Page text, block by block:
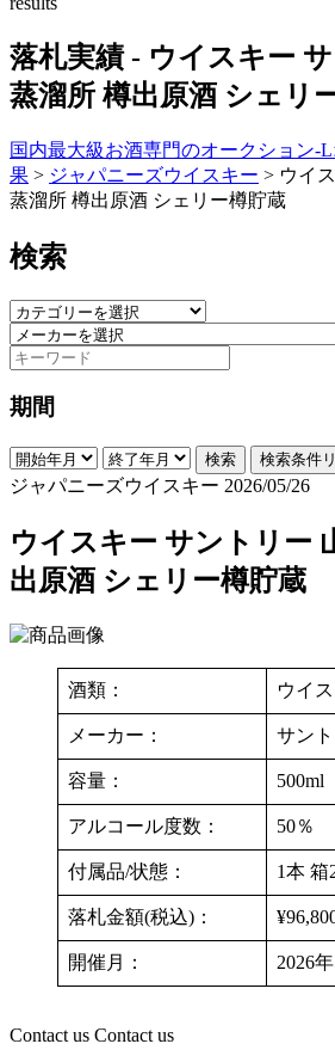
落札実績- ウイスキー
蒸溜所 樽出原酒 シェリ
国内最大級お酒専門のオークション-
果 > ジャパニーズウイスキー > ウイ
蒸溜所 樽出原酒 シェリー樽貯蔵
検索
期間
検索 検索条件
ジャパニーズウイスキー 2026/05/26
ウイスキー サントリー
出原酒 シェリー樽貯蔵
酒類： ウイ
メーカー： サン
容量： 500ml
アルコール度数： 50％
付属品/状態： 1本 箱
落札金額(税込)：
開催月： 2026
Contact us Contact us